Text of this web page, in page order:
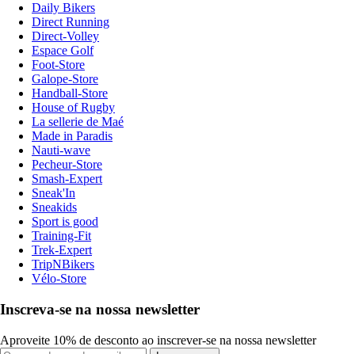
Daily Bikers
Direct Running
Direct-Volley
Espace Golf
Foot-Store
Galope-Store
Handball-Store
House of Rugby
La sellerie de Maé
Made in Paradis
Nauti-wave
Pecheur-Store
Smash-Expert
Sneak'In
Sneakids
Sport is good
Training-Fit
Trek-Expert
TripNBikers
Vélo-Store
Inscreva-se na nossa newsletter
Aproveite 10% de desconto ao inscrever-se na nossa newsletter